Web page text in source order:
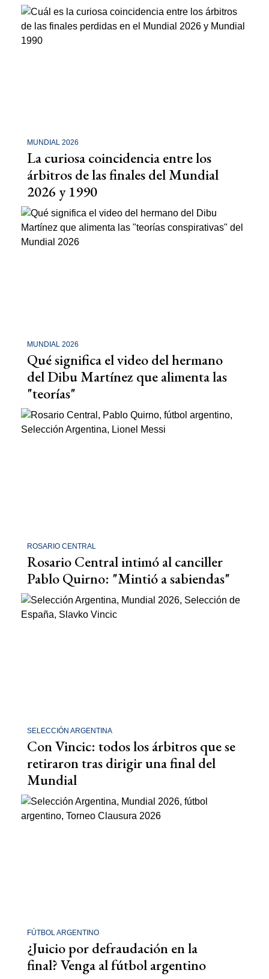
MUNDIAL 2026
La curiosa coincidencia entre los
árbitros de las finales del Mundial
2026 y 1990
MUNDIAL 2026
Qué significa el video del hermano
del Dibu Martínez que alimenta las
"teorías"
ROSARIO CENTRAL
Rosario Central intimó al canciller
Pablo Quirno: "Mintió a sabiendas"
SELECCIÓN ARGENTINA
Con Vincic: todos los árbitros que se
retiraron tras dirigir una final del
Mundial
FÚTBOL ARGENTINO
¿Juicio por defraudación en la
final? Venga al fútbol argentino